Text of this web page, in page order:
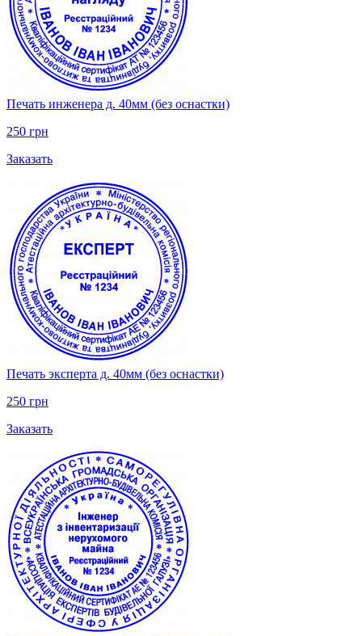
Печать инженера д. 40мм (без оснастки)
250 грн
Заказать
Печать эксперта д. 40мм (без оснастки)
250 грн
Заказать